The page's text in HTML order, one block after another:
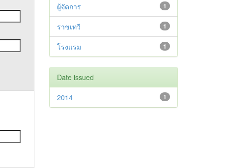
1
ผู้จัดการ
1
ราชเทวี
1
โรงแรม
Date issued
1
2014